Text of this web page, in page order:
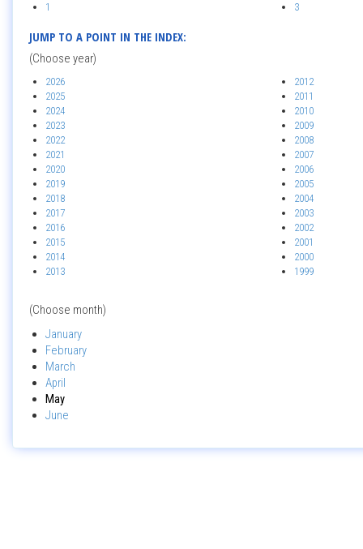
1
3
JUMP TO A POINT IN THE INDEX:
(Choose year)
2026
2025
2024
2023
2022
2021
2020
2019
2018
2017
2016
2015
2014
2013
2012
2011
2010
2009
2008
2007
2006
2005
2004
2003
2002
2001
2000
1999
(Choose month)
January
February
March
April
May
June